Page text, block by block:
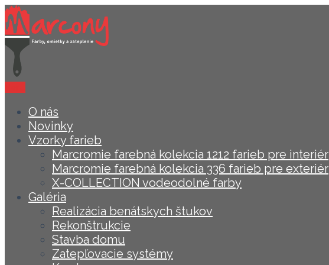
O nás
Novinky
Vzorky farieb
Marcromie farebná kolekcia 1212 farieb pre interiér
Marcromie farebná kolekcia 336 farieb pre exteriér
X-COLLECTION vodeodolné farby
Galéria
Realizácia benátskych štukov
Rekonštrukcie
Stavba domu
Zatepľovacie systémy